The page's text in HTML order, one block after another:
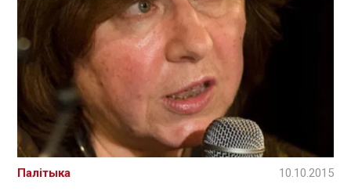
Палітыка 10.10.2015